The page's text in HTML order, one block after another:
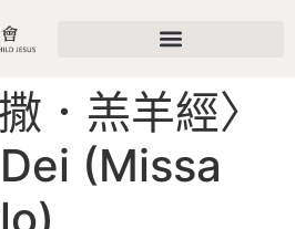
．羔羊經〉
Dei (Missa